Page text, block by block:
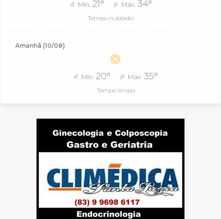
Mín. 21° Máx. 34°
Tempo nublado
Amanhã (10/08)
Mín. 20° Máx.35°
Tempo limpo